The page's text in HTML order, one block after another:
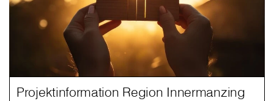
Projektinformation Region Innermanzing